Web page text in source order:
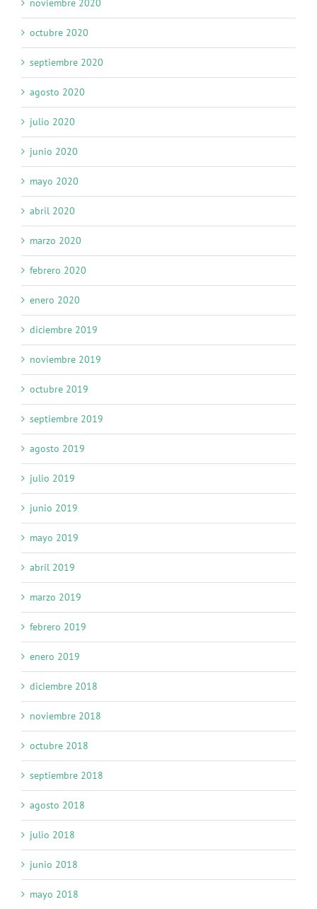
noviembre 2020
octubre 2020
septiembre 2020
agosto 2020
julio 2020
junio 2020
mayo 2020
abril 2020
marzo 2020
febrero 2020
enero 2020
diciembre 2019
noviembre 2019
octubre 2019
septiembre 2019
agosto 2019
julio 2019
junio 2019
mayo 2019
abril 2019
marzo 2019
febrero 2019
enero 2019
diciembre 2018
noviembre 2018
octubre 2018
septiembre 2018
agosto 2018
julio 2018
junio 2018
mayo 2018